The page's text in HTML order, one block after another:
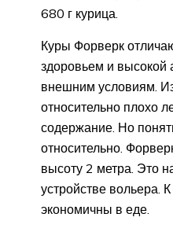
680 г курица.
Куры Форверк
здоровьем и высокой
внешним условиям.
относительно плохо
содержание. Но
относительно.
высоту 2 метра. Это
устройстве вольера.
экономичны в еде.